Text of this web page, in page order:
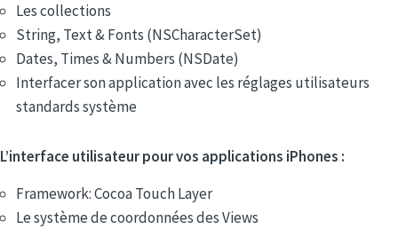
Les collections
String, Text & Fonts (NSCharacterSet)
Dates, Times & Numbers (NSDate)
Interfacer son application avec les réglages utilisateurs
standards système
L’interface utilisateur pour vos applications iPhones :
Framework: Cocoa Touch Layer
Le système de coordonnées des Views